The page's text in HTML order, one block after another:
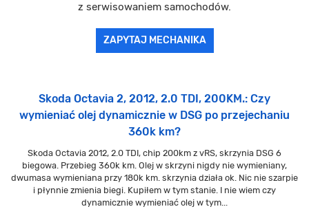
z serwisowaniem samochodów.
ZAPYTAJ MECHANIKA
Skoda Octavia 2, 2012, 2.0 TDI, 200KM.: Czy
wymieniać olej dynamicznie w DSG po przejechaniu
360k km?
Skoda Octavia 2012, 2.0 TDI, chip 200km z vRS, skrzynia DSG 6
biegowa. Przebieg 360k km. Olej w skrzyni nigdy nie wymieniany,
dwumasa wymieniana przy 180k km. skrzynia działa ok. Nic nie szarpie
i płynnie zmienia biegi. Kupiłem w tym stanie. I nie wiem czy
dynamicznie wymieniać olej w tym...